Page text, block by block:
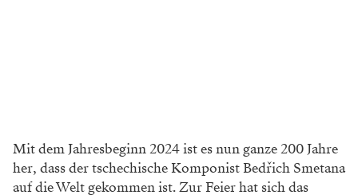
Mit dem Jahresbeginn 2024 ist es nun ganze 200 Jahre
her, dass der tschechische Komponist Bedřich Smetana
auf die Welt gekommen ist. Zur Feier hat sich das